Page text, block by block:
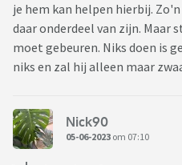
je hem kan helpen hierbij.
daar onderdeel van zijn. Maar
moet gebeuren. Niks doen is
niks en zal hij alleen maar
Nick90
05-06-2023 om 07:10